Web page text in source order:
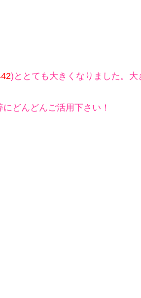
)ととても大きくなりました。大
どんどんご活用下さい！